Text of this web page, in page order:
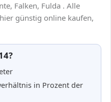
Falken, Fulda . Alle
günstig online kaufen,
in Prozent der